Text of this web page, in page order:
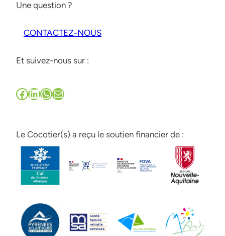
Une question ?
CONTACTEZ-NOUS
Et suivez-nous sur :
Facebook LinkedIn WhatsApp E-mail
Le Cocotier(s) a reçu le soutien financier de :